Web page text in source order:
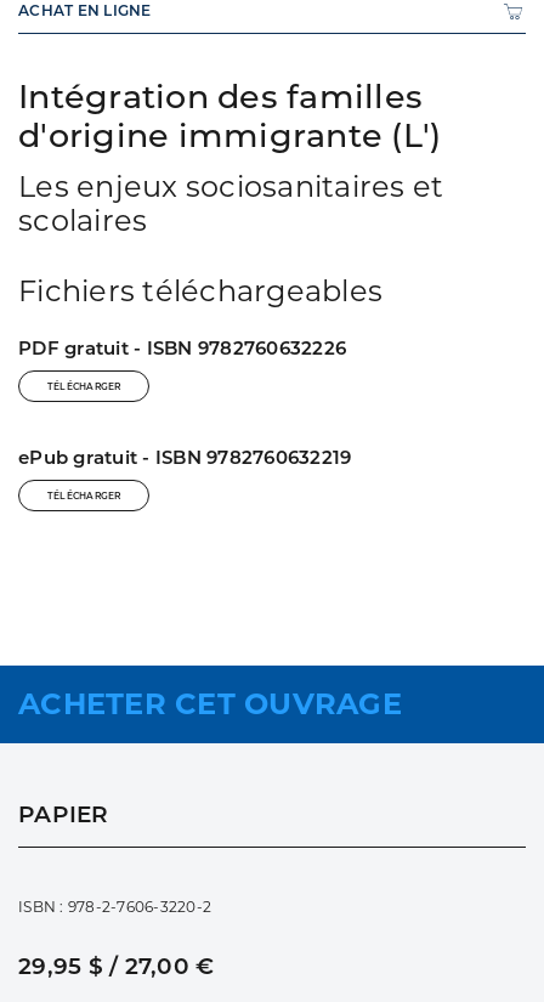
Intégration des familles
d'origine immigrante (L')
Les enjeux sociosanitaires et
scolaires
Fichiers téléchargeables
PDF gratuit - ISBN 9782760632226
TÉLÉCHARGER
ePub gratuit - ISBN 9782760632219
TÉLÉCHARGER
ACHAT EN LIGNE
ACHETER CET OUVRAGE
PAPIER
ISBN : 978-2-7606-3220-2
29,95 $ / 27,00 €